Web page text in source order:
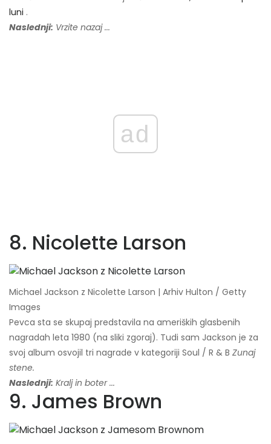
luni .
Naslednji: Vrzite nazaj ...
ad
8. Nicolette Larson
Michael Jackson z Nicolette Larson | Arhiv Hulton / Getty
Images
Pevca sta se skupaj predstavila na ameriških glasbenih
nagradah leta 1980 (na sliki zgoraj). Tudi sam Jackson je za
svoj album osvojil tri nagrade v kategoriji Soul / R & B Zunaj
stene.
Naslednji: Kralj in boter ...
9. James Brown